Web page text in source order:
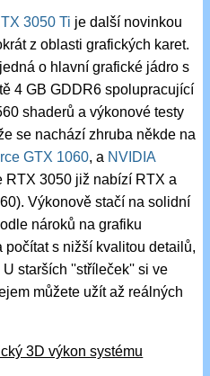
3050 Ti je další novinkou
z oblasti grafických karet.
o hlavní grafické jádro s
4 GB GDDR6 spolupracující
shaderů a výkonové testy
se nachází zhruba někde na
GTX 1060, a NVIDIA
RTX 3050 již nabízí RTX a
Výkonově stačí na solidní
nároků na grafiku
počítat s nižší kvalitou detailů,
starších ''stříleček'' si ve
můžete užít až reálných
3D výkon systému